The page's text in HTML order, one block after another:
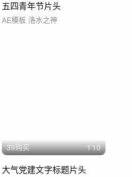
五四青年节片头
AE模板 洛水之神
39购买 1'10
大气党建文字标题片头